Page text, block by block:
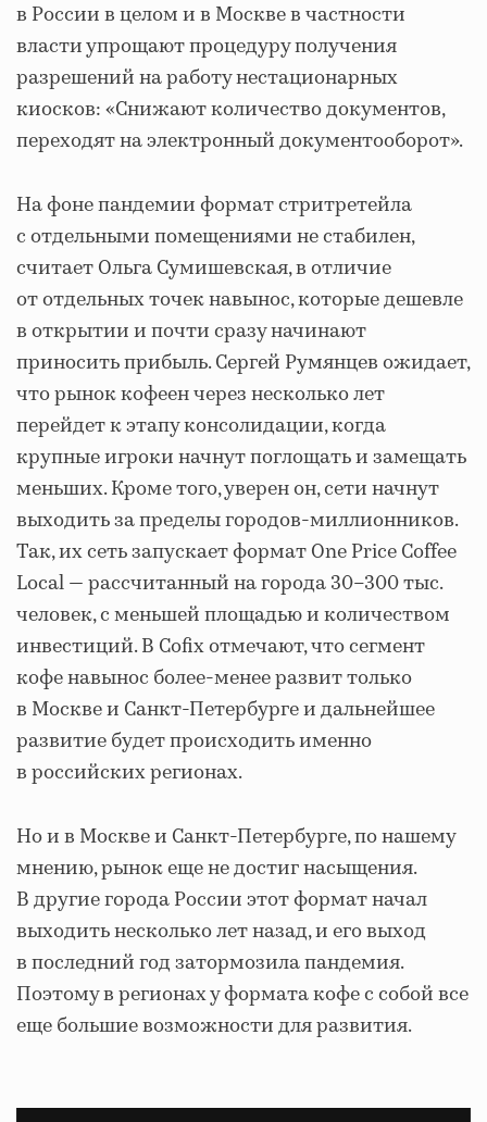
в России в целом и в Москве в частности
власти упрощают процедуру получения
разрешений на работу нестационарных
киосков: «Снижают количество документов,
переходят на электронный документооборот».
На фоне пандемии формат стритретейла
с отдельными помещениями не стабилен,
считает Ольга Сумишевская, в отличие
от отдельных точек навынос, которые дешевле
в открытии и почти сразу начинают
приносить прибыль. Сергей Румянцев ожидает,
что рынок кофеен через несколько лет
перейдет к этапу консолидации, когда
крупные игроки начнут поглощать и замещать
меньших. Кроме того, уверен он, сети начнут
выходить за пределы городов-миллионников.
Так, их сеть запускает формат One Price Coffee
Local — рассчитанный на города 30–300 тыс.
человек, с меньшей площадью и количеством
инвестиций. В Cofix отмечают, что сегмент
кофе навынос более-менее развит только
в Москве и Санкт-Петербурге и дальнейшее
развитие будет происходить именно
в российских регионах.
Но и в Москве и Санкт-Петербурге, по нашему
мнению, рынок еще не достиг насыщения.
В другие города России этот формат начал
выходить несколько лет назад, и его выход
в последний год затормозила пандемия.
Поэтому в регионах у формата кофе с собой все
еще большие возможности для развития.